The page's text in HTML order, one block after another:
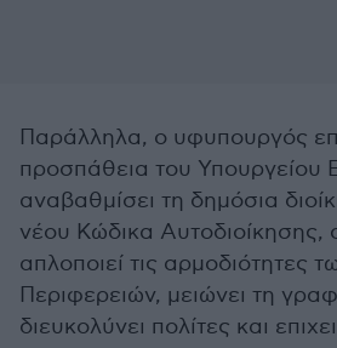
Παράλληλα, ο υφυπουργός
προσπάθεια του Υπουργείου
αναβαθμίσει τη δημόσια
νέου Κώδικα Αυτοδιοίκησης,
απλοποιεί τις αρμοδιότητες
Περιφερειών, μειώνει τη
διευκολύνει πολίτες και